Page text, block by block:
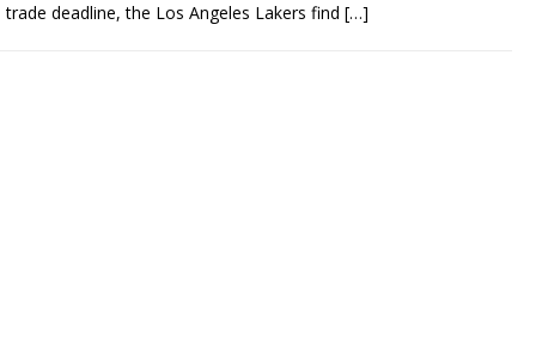
trade deadline, the Los Angeles Lakers find […]